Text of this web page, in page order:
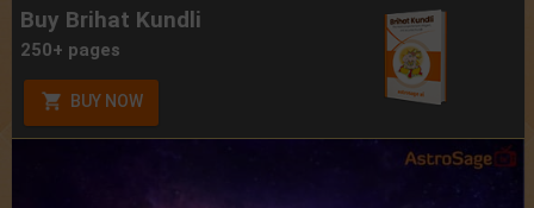
Buy Brihat Kundli
250+ pages
BUY NOW